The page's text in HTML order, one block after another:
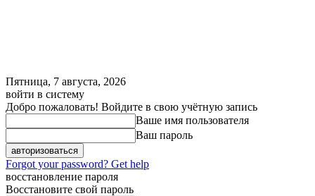
Пятница, 7 августа, 2026
войти в систему
Добро пожаловать! Войдите в свою учётную запись
Ваше имя пользователя
Ваш пароль
Forgot your password? Get help
восстановление пароля
Восстановите свой пароль